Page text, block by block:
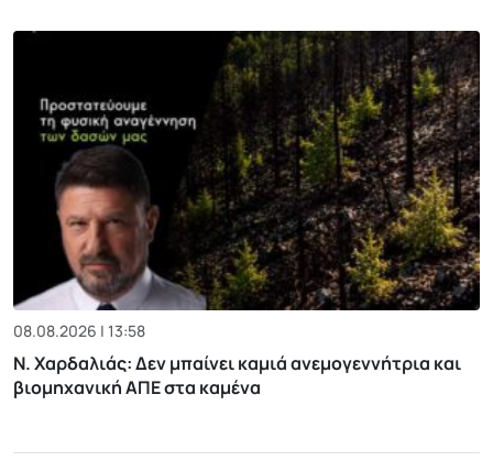
08.08.2026 | 13:58
Ν. Χαρδαλιάς: Δεν μπαίνει καμιά ανεμογεννήτρια και
βιομηχανική ΑΠΕ στα καμένα